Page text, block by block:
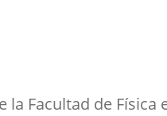
la Facultad de